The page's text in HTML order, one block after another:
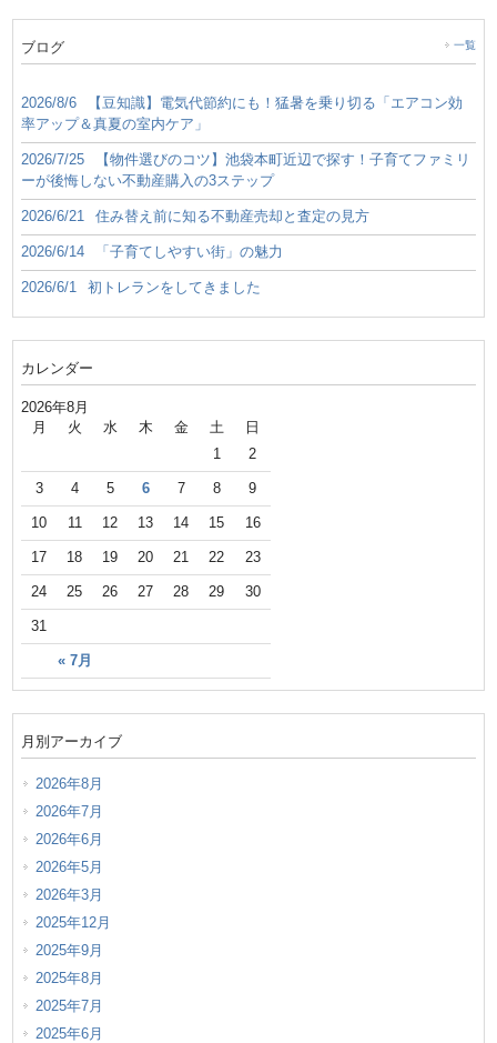
ブログ 一覧
2026/8/6
【豆知識】電気代節約にも！猛暑を乗り切る「エアコン効
率アップ＆真夏の室内ケア」
2026/7/25
【物件選びのコツ】池袋本町近辺で探す！子育てファミリ
ーが後悔しない不動産購入の3ステップ
2026/6/21 住み替え前に知る不動産売却と査定の見方
2026/6/14 「子育てしやすい街」の魅力
2026/6/1 初トレランをしてきました
カレンダー
2026年8月
月 火 水 木 金 土 日
« 7月
1 2
3 4 5 6 7 8 9
10 11 12 13 14 15 16
17 18 19 20 21 22 23
24 25 26 27 28 29 30
31
月別アーカイブ
2026年8月
2026年7月
2026年6月
2026年5月
2026年3月
2025年12月
2025年9月
2025年8月
2025年7月
2025年6月